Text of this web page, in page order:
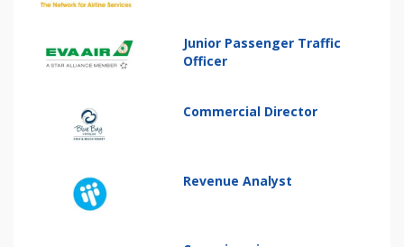
Junior Passenger Traffic
Officer
Commercial Director
Revenue Analyst